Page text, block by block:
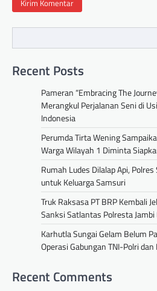
Recent Posts
Pameran “Embracing The
Merangkul Perjalanan Seni di
Indonesia
Perumda Tirta Wening
Warga Wilayah 1 Diminta
Rumah Ludes Dilalap Api,
untuk Keluarga Samsuri
Truk Raksasa PT BRP Kembali
Sanksi Satlantas Polresta
Karhutla Sungai Gelam Belum
Operasi Gabungan TNI-Polri dan
Recent Comments